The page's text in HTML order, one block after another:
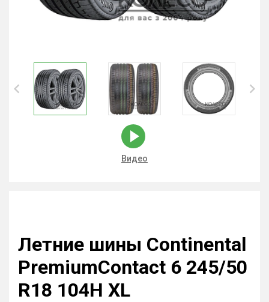
Видео
Летние шины Continental
PremiumContact 6 245/50
R18 104H XL